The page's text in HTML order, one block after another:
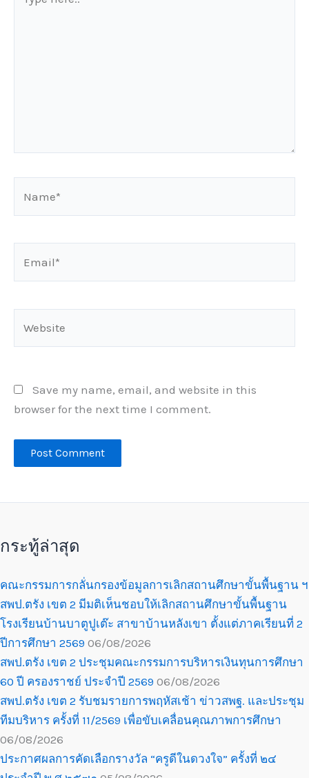
here..
Save my name, email, and website in this
browser for the next time I comment.
กระทู้ล่าสุด
คณะกรรมการกลั่นกรองข้อมูลการเลิกสถานศึกษาขั้นพื้นฐาน ฯ
สพป.ตรัง เขต 2 มีมติเห็นชอบให้เลิกสถานศึกษาขั้นพื้นฐาน
โรงเรียนบ้านบาตูปูเต๊ะ สาขาบ้านหลังเขา ตั้งแต่ภาคเรียนที่ 2
ปีการศึกษา 2569 06/08/2026
สพป.ตรัง เขต 2 ประชุมคณะกรรมการบริหารเงินทุนการศึกษา
60 ปี ครองราชย์ ประจำปี 2569 06/08/2026
สพป.ตรัง เขต 2 รับชมรายการพฤหัสเช้า ข่าวสพฐ. และประชุม
ทีมบริหาร ครั้งที่ 11/2569 เพื่อขับเคลื่อนคุณภาพการศึกษา
06/08/2026
ประกาศผลการคัดเลือกรางวัล “ครูดีในดวงใจ” ครั้งที่ ๒๔